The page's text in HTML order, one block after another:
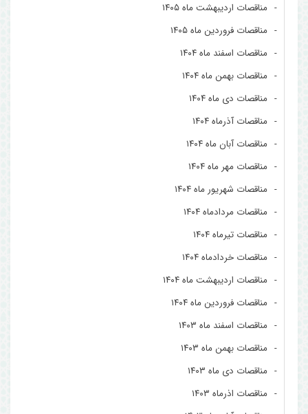
مناقصات اردیبهشت ماه ۱۴۰۵
مناقصات فروردین ماه ۱۴۰۵
مناقصات اسفند ماه ۱۴۰۴
مناقصات بهمن ماه ۱۴۰۴
مناقصات دی ماه ۱۴۰۴
مناقصات آذرماه ۱۴۰۴
مناقصات آبان ماه ۱۴۰۴
مناقصات مهر ماه ۱۴۰۴
مناقصات شهریور ماه ۱۴۰۴
مناقصات مردادماه ۱۴۰۴
مناقصات تیرماه ۱۴۰۴
مناقصات خردادماه ۱۴۰۴
مناقصات اردیبهشت ماه ۱۴۰۴
مناقصات فروردین ماه ۱۴۰۴
مناقصات اسفند ماه ۱۴۰۳
مناقصات بهمن ماه ۱۴۰۳
مناقصات دی ماه ۱۴۰۳
مناقصات اذرماه ۱۴۰۳